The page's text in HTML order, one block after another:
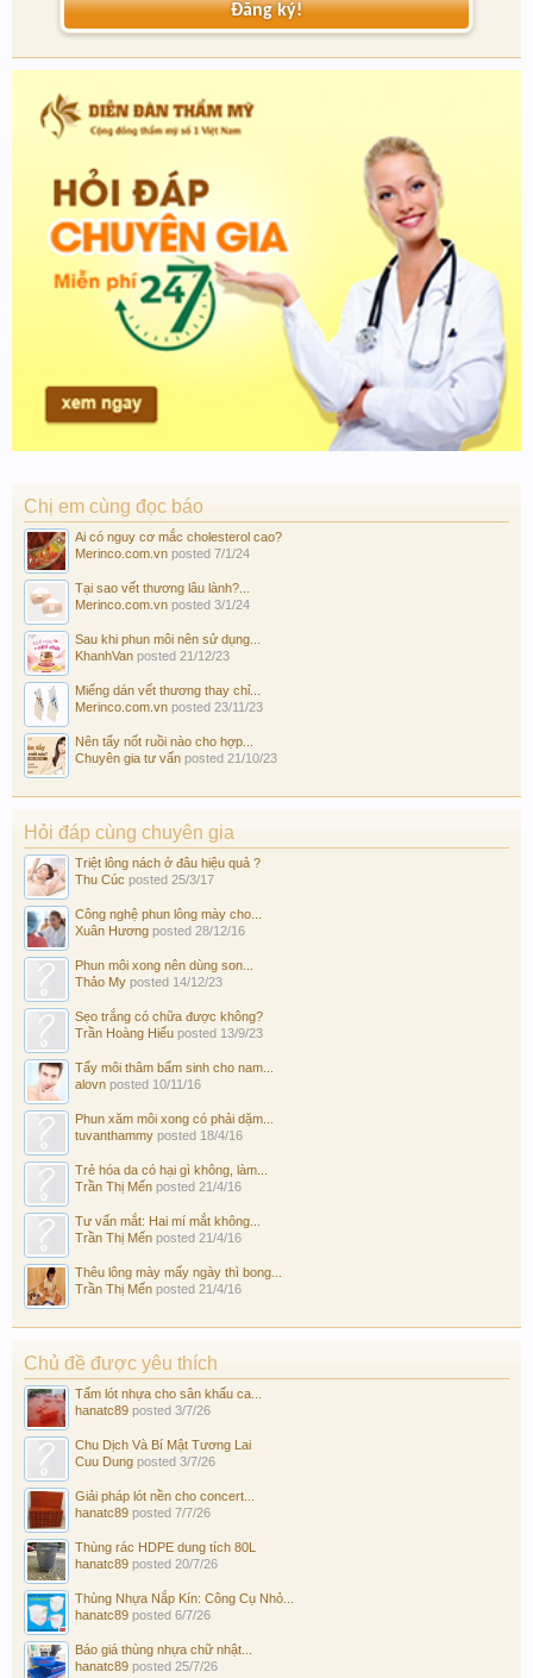
Đăng ký!
Chị em cùng đọc báo
Ai có nguy cơ mắc cholesterol cao?
Merinco.com.vn posted 7/1/24
Tại sao vết thương lâu lành?...
Merinco.com.vn posted 3/1/24
Sau khi phun môi nên sử dụng...
KhanhVan posted 21/12/23
Miếng dán vết thương thay chỉ...
Merinco.com.vn posted 23/11/23
Nên tẩy nốt ruồi nào cho hợp...
Chuyên gia tư vấn posted 21/10/23
Hỏi đáp cùng chuyên gia
Triệt lông nách ở đâu hiệu quả ?
Thu Cúc posted 25/3/17
Công nghệ phun lông mày cho...
Xuân Hương posted 28/12/16
Phun môi xong nên dùng son...
Thảo My posted 14/12/23
Sẹo trắng có chữa được không?
Trần Hoàng Hiếu posted 13/9/23
Tẩy môi thâm bẩm sinh cho nam...
alovn posted 10/11/16
Phun xăm môi xong có phải dặm...
tuvanthammy posted 18/4/16
Trẻ hóa da có hại gì không, làm...
Trần Thị Mến posted 21/4/16
Tư vấn mắt: Hai mí mắt không...
Trần Thị Mến posted 21/4/16
Thêu lông mày mấy ngày thì bong...
Trần Thị Mến posted 21/4/16
Chủ đề được yêu thích
Tấm lót nhựa cho sân khấu ca...
hanatc89 posted 3/7/26
Chu Dịch Và Bí Mật Tương Lai
Cuu Dung posted 3/7/26
Giải pháp lót nền cho concert...
hanatc89 posted 7/7/26
Thùng rác HDPE dung tích 80L
hanatc89 posted 20/7/26
Thùng Nhựa Nắp Kín: Công Cụ Nhỏ...
hanatc89 posted 6/7/26
Báo giá thùng nhựa chữ nhật...
hanatc89 posted 25/7/26